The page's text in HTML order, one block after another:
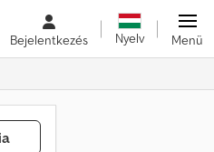
Bejelentkezés Nyelv Menü